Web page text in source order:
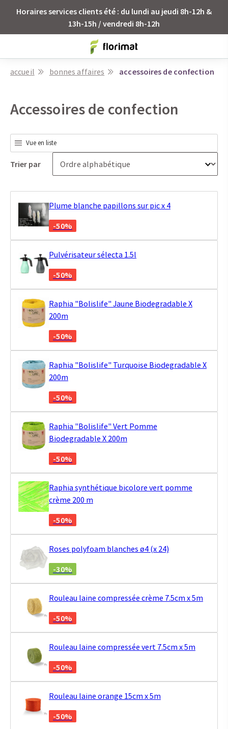
Horaires services clients été : du lundi au jeudi 8h-12h &
13h-15h / vendredi 8h-12h
accueil bonnes affaires accessoires de confection
Accessoires de confection
Vue en liste
Trier par
Plume blanche papillons sur pic x 4
-50%
Pulvérisateur sélecta 1.5l
-50%
Raphia "Bolislife" Jaune Biodegradable X
200m
-50%
Raphia "Bolislife" Turquoise Biodegradable X
200m
-50%
Raphia "Bolislife" Vert Pomme
Biodegradable X 200m
-50%
Raphia synthétique bicolore vert pomme
crème 200 m
-50%
Roses polyfoam blanches ø4 (x 24)
-30%
Rouleau laine compressée crème 7.5cm x 5m
-50%
Rouleau laine compressée vert 7.5cm x 5m
-50%
Rouleau laine orange 15cm x 5m
-50%